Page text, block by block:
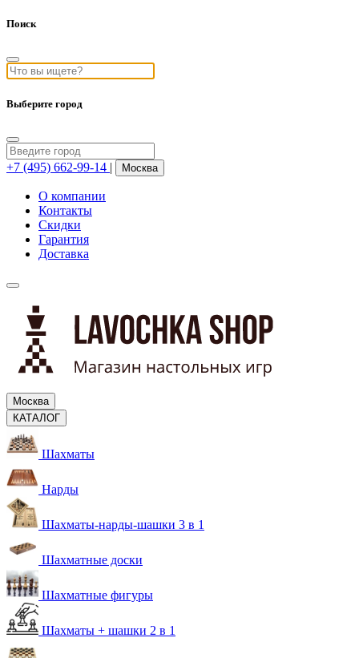
Поиск
Выберите город
+7 (495) 662-99-14 | Москва
О компании
Контакты
Скидки
Гарантия
Доставка
Москва
КАТАЛОГ
Шахматы
Нарды
Шахматы-нарды-шашки 3 в 1
Шахматные доски
Шахматные фигуры
Шахматы + шашки 2 в 1